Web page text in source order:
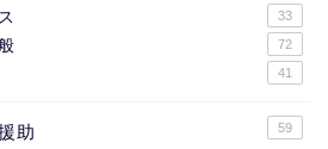
33
72
41
助 59